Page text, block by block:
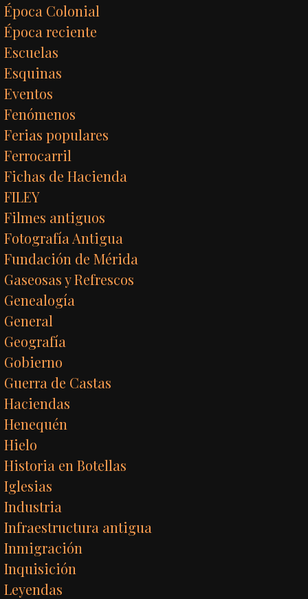
Época Colonial
Época reciente
Escuelas
Esquinas
Eventos
Fenómenos
Ferias populares
Ferrocarril
Fichas de Hacienda
FILEY
Filmes antiguos
Fotografía Antigua
Fundación de Mérida
Gaseosas y Refrescos
Genealogía
General
Geografía
Gobierno
Guerra de Castas
Haciendas
Henequén
Hielo
Historia en Botellas
Iglesias
Industria
Infraestructura antigua
Inmigración
Inquisición
Leyendas